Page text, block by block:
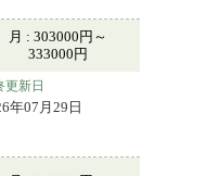
月 : 303000円～
333000円
更新日
年07月29日